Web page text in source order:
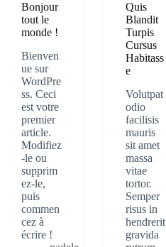
Bonjour
tout le
monde !
Bienven
ue sur
WordPre
ss. Ceci
est votre
premier
article.
Modifiez
-le ou
supprim
ez-le,
puis
commen
cez à
écrire !
Quis
Blandit
Turpis
Cursus
Habitass
e
Volutpat
odio
facilisis
mauris
sit amet
massa
vitae
tortor.
Semper
risus in
hendrerit
gravida